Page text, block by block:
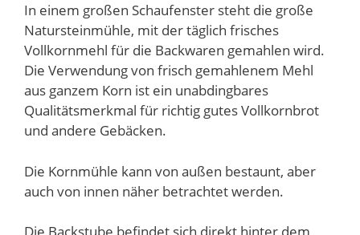
In einem großen Schaufenster steht die große
Natursteinmühle, mit der täglich frisches
Vollkornmehl für die Backwaren gemahlen wird.
Die Verwendung von frisch gemahlenem Mehl
aus ganzem Korn ist ein unabdingbares
Qualitätsmerkmal für richtig gutes Vollkornbrot
und andere Gebäcken.
Die Kornmühle kann von außen bestaunt, aber
auch von innen näher betrachtet werden.